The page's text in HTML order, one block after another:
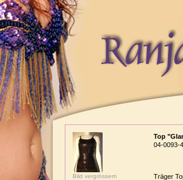
Bild vergrössern
Top
04-0093-
Träger